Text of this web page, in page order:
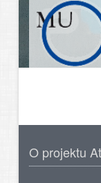
O projektu